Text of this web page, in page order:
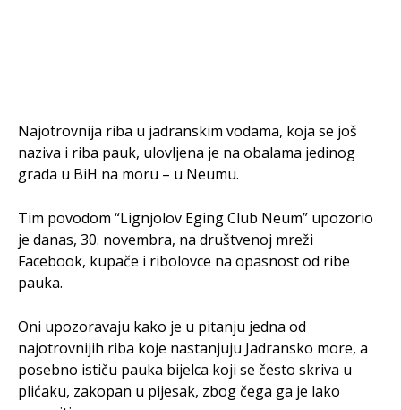
Najotrovnija riba u jadranskim vodama, koja se još
naziva i riba pauk, ulovljena je na obalama jedinog
grada u BiH na moru – u Neumu.
Tim povodom “Lignjolov Eging Club Neum” upozorio
je danas, 30. novembra, na društvenoj mreži
Facebook, kupače i ribolovce na opasnost od ribe
pauka.
Oni upozoravaju kako je u pitanju jedna od
najotrovnijih riba koje nastanjuju Jadransko more, a
posebno ističu pauka bijelca koji se često skriva u
plićaku, zakopan u pijesak, zbog čega ga je lako